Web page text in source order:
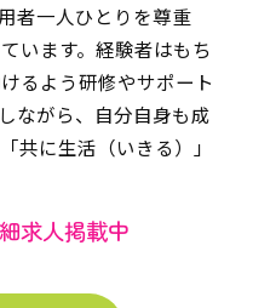
者一人ひとりを尊重
います。経験者はもち
るよう研修やサポート
ながら、自分自身も成
共に生活（いきる）」
求人掲載中